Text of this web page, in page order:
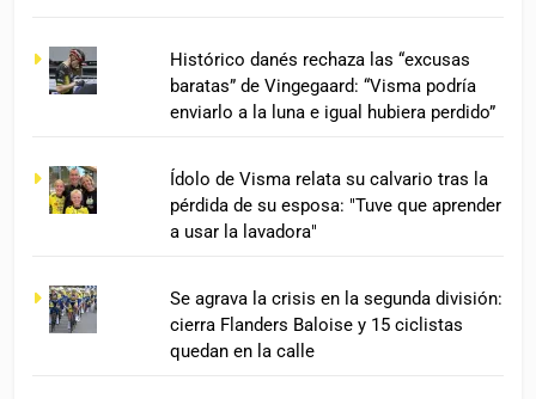
Histórico danés rechaza las “excusas
baratas” de Vingegaard: “Visma podría
enviarlo a la luna e igual hubiera perdido”
Ídolo de Visma relata su calvario tras la
pérdida de su esposa: "Tuve que aprender
a usar la lavadora"
Se agrava la crisis en la segunda división:
cierra Flanders Baloise y 15 ciclistas
quedan en la calle